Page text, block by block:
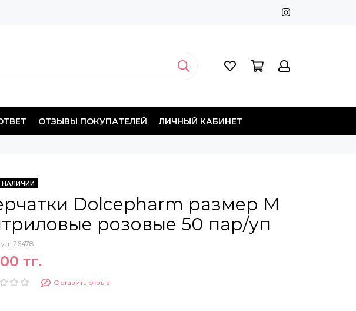
ОТЗЫВЫ ПОКУПАТЕЛЕЙ ЛИЧНЫЙ КАБИНЕТ
НАЛИЧИИ
Dolcepharm размер M
розовые 50 пар/уп
26478
тг.
Оставить отзыв